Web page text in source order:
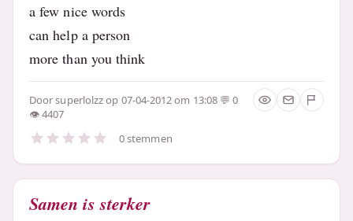
a few nice words
can help a person
more than you think
Doorsuperlolzzop 07-04-2012 om 13:08
0
4407
0 stemmen
Samen is sterker